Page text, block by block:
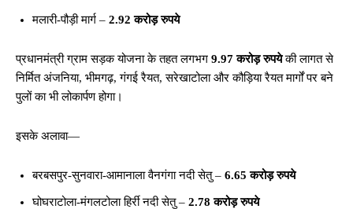
मलारी-पौड़ी मार्ग – 2.92 करोड़ रुपये
प्रधानमंत्री ग्राम सड़क योजना के तहत लगभग 9.97 करोड़ रुपयेकी लागत से
निर्मित अंजनिया, भीमगढ़, गंगई रैयत, सरेखाटोला और कौड़िया रैयत मार्गों पर बने
पुलों का भी लोकार्पण होगा।
इसके अलावा—
बरबसपुर-सुनवारा-आमानाला वैनगंगा नदी सेतु – 6.65 करोड़ रुपये
घोघराटोला-मंगलटोला हिर्री नदी सेतु – 2.78 करोड़ रुपये